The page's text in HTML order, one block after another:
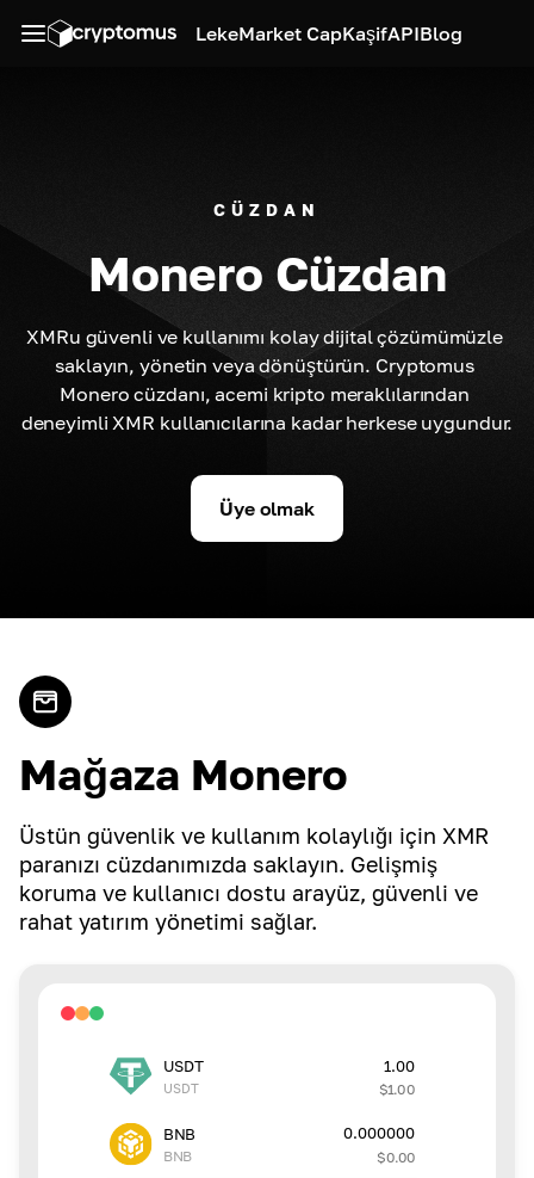
LekeMarket CapKaşifAPIBlog
CÜZDAN
Monero Cüzdan
XMRu güvenli ve kullanımı kolay dijital çözümümüzle
saklayın, yönetin veya dönüştürün. Cryptomus
Monero cüzdanı, acemi kripto meraklılarından
deneyimli XMR kullanıcılarına kadar herkese uygundur.
Üye olmak
Mağaza Monero
Üstün güvenlik ve kullanım kolaylığı için XMR
paranızı cüzdanımızda saklayın. Gelişmiş
koruma ve kullanıcı dostu arayüz, güvenli ve
rahat yatırım yönetimi sağlar.
USDT
USDT
1.00
$1.00
BNB
BNB
0.000000
$0.00